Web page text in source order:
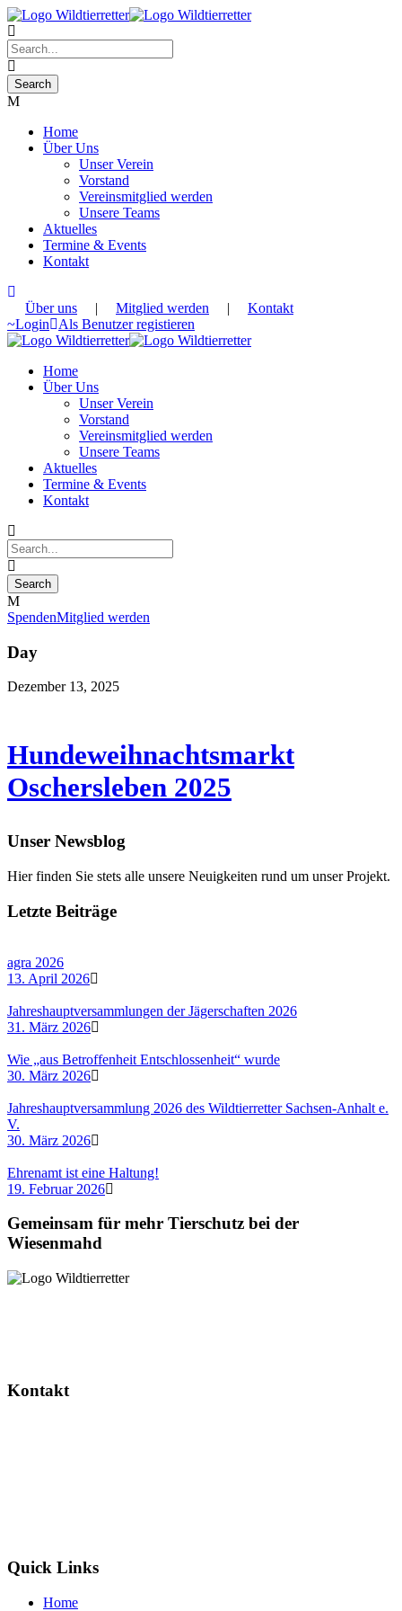
Home
Über Uns
Unser Verein
Vorstand
Vereinsmitglied werden
Unsere Teams
Aktuelles
Termine & Events
Kontakt
Über uns | Mitglied werden |
Kontakt
Login
Als Benutzer registieren
Home
Über Uns
Unser Verein
Vorstand
Vereinsmitglied werden
Unsere Teams
Aktuelles
Termine & Events
Kontakt
SpendenMitglied werden
Day
Dezember 13, 2025
Hundeweihnachtsmarkt
Oschersleben 2025
Unser Newsblog
Hier finden Sie stets alle unsere Neuigkeiten rund um unser Projekt.
Letzte Beiträge
agra 2026
13. April 2026
Jahreshauptversammlungen der Jägerschaften 2026
31. März 2026
Wie „aus Betroffenheit Entschlossenheit“ wurde
30. März 2026
Jahreshauptversammlung 2026 des Wildtierretter Sachsen-Anhalt e.
V.
30. März 2026
Ehrenamt ist eine Haltung!
19. Februar 2026
Gemeinsam für mehr Tierschutz bei der
Wiesenmahd
Kontakt
Quick Links
Home